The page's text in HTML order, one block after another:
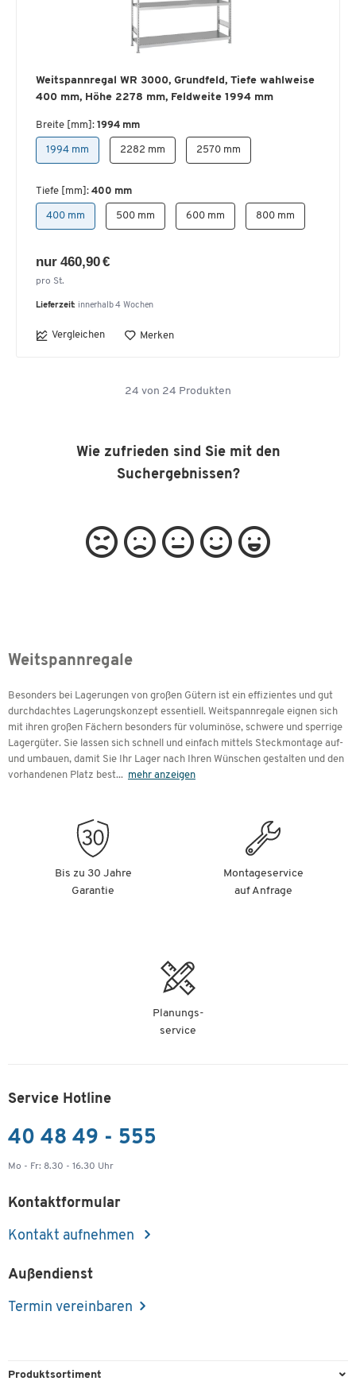
Weitspannregal WR 3000, Grundfeld, Tiefe wahlweise
400 mm, Höhe 2278 mm, Feldweite 1994 mm
Breite [mm]: 1994 mm
1994 mm 2282 mm 2570 mm
Tiefe [mm]: 400 mm
400 mm 500 mm 600 mm 800 mm
nur 460,90 €
pro St.
Lieferzeit: innerhalb 4 Wochen
Vergleichen Merken
24 von 24 Produkten
Wie zufrieden sind Sie mit den
Suchergebnissen?
Weitspannregale
Besonders bei Lagerungen von großen Gütern ist ein effizientes und gut
durchdachtes Lagerungskonzept essentiell. Weitspannregale eignen sich
mit ihren großen Fächern besonders für voluminöse, schwere und sperrige
Lagergüter. Sie lassen sich schnell und einfach mittels Steckmontage auf-
und umbauen, damit Sie Ihr Lager nach Ihren Wünschen gestalten und den
vorhandenen Platz best... mehr anzeigen
Bis zu 30 Jahre
Garantie
Montageservice
auf Anfrage
Planungs-
service
Service Hotline
40 48 49 - 555
Mo - Fr: 8.30 - 16.30 Uhr
Kontaktformular
Kontakt aufnehmen
Außendienst
Termin vereinbaren
Produktsortiment